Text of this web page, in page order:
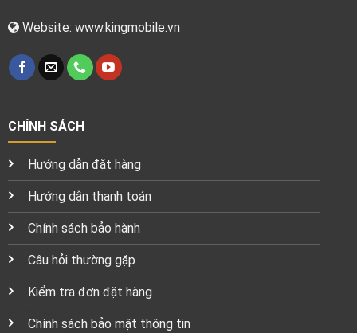
Website: www.kingmobile.vn
CHÍNH SÁCH
Hướng dẫn đặt hàng
Hướng dẫn thanh toán
Chính sách bảo hành
Câu hỏi thường gặp
Kiểm tra đơn đặt hàng
Chính sách bảo mật thông tin